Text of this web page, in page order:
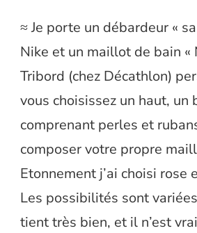
≈ Je porte un débardeur «
Nike et un maillot de bain «
Tribord (chez Décathlon)
vous choisissez un haut, un
comprenant perles et
composer votre propre
Etonnement j’ai choisi rose
Les possibilités sont
tient très bien, et il n’est